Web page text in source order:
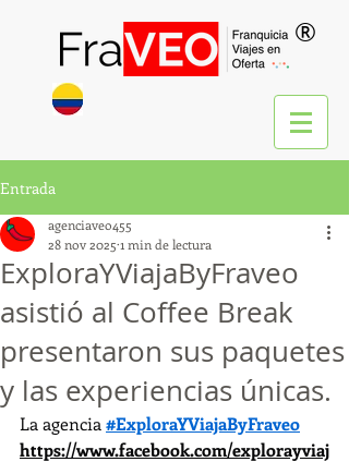
®
Entrada
ExploraYViajaByFraveo
asistió al Coffee Break
presentaron sus paquetes
y las experiencias únicas.
agenciaveo455
28 nov 2025 1 min de lectura
La agencia #ExploraYViajaByFraveo
https://www.facebook.com/explorayviaj